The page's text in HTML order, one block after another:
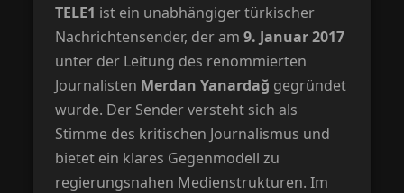
TELE1 ist ein unabhängiger türkischer
Nachrichtensender, der am9. Januar 2017
unter der Leitung des renommierten
Journalisten Merdan Yanardağ gegründet
wurde. Der Sender versteht sich als
Stimme des kritischen Journalismus und
bietet ein klares Gegenmodell zu
regierungsnahen Medienstrukturen. Im